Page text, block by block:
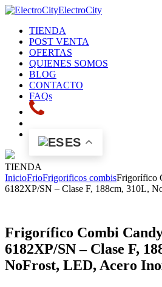
ElectroCity
TIENDA
POST VENTA
OFERTAS
QUIENES SOMOS
BLOG
CONTACTO
FAQs
ES
TIENDA
InicioFrioFrigorificos combisFrigorífico
6182XP/SN – Clase F, 188cm, 310L,
Frigorífico Combi
6182XP/SN – Clase F,
NoFrost, LED, Acero